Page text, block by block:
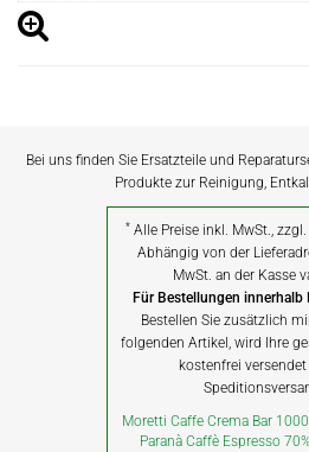
Bei uns finden Sie Ersatzteile und
Produkte zur Reinigung,
* Alle Preise inkl. MwSt.,
Abhängig von der
MwSt. an der Kasse
Für Bestellungen innerhalb
Bestellen Sie zusätzlich
folgenden Artikel, wird Ihre
kostenfrei
Moretti Caffe Crema Bar
Paranà Caffè Espresso